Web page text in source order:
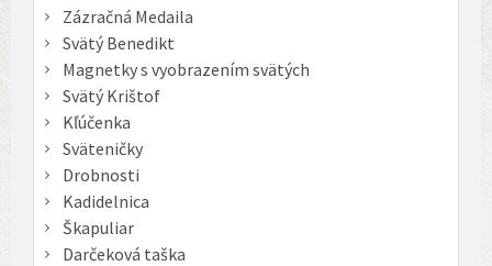
Zázračná Medaila
Svätý Benedikt
Magnetky s vyobrazením svätých
Svätý Krištof
Kľúčenka
Sväteničky
Drobnosti
Kadidelnica
Škapuliar
Darčeková taška